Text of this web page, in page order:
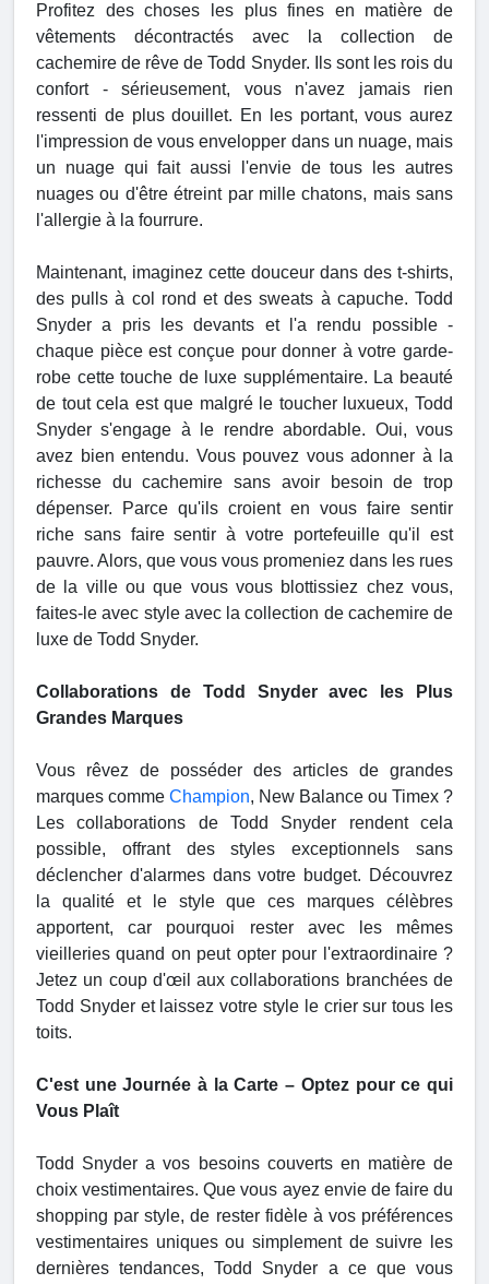
Profitez des choses les plus fines en matière de
vêtements décontractés avec la collection de
cachemire de rêve de Todd Snyder. Ils sont les rois du
confort - sérieusement, vous n'avez jamais rien
ressenti de plus douillet. En les portant, vous aurez
l'impression de vous envelopper dans un nuage, mais
un nuage qui fait aussi l'envie de tous les autres
nuages ou d'être étreint par mille chatons, mais sans
l'allergie à la fourrure.
Maintenant, imaginez cette douceur dans des t-shirts,
des pulls à col rond et des sweats à capuche. Todd
Snyder a pris les devants et l'a rendu possible -
chaque pièce est conçue pour donner à votre garde-
robe cette touche de luxe supplémentaire. La beauté
de tout cela est que malgré le toucher luxueux, Todd
Snyder s'engage à le rendre abordable. Oui, vous
avez bien entendu. Vous pouvez vous adonner à la
richesse du cachemire sans avoir besoin de trop
dépenser. Parce qu'ils croient en vous faire sentir
riche sans faire sentir à votre portefeuille qu'il est
pauvre. Alors, que vous vous promeniez dans les rues
de la ville ou que vous vous blottissiez chez vous,
faites-le avec style avec la collection de cachemire de
luxe de Todd Snyder.
Collaborations de Todd Snyder avec les Plus
Grandes Marques
Vous rêvez de posséder des articles de grandes
marques comme Champion, New Balance ou Timex ?
Les collaborations de Todd Snyder rendent cela
possible, offrant des styles exceptionnels sans
déclencher d'alarmes dans votre budget. Découvrez
la qualité et le style que ces marques célèbres
apportent, car pourquoi rester avec les mêmes
vieilleries quand on peut opter pour l'extraordinaire ?
Jetez un coup d'œil aux collaborations branchées de
Todd Snyder et laissez votre style le crier sur tous les
toits.
C'est une Journée à la Carte – Optez pour ce qui
Vous Plaît
Todd Snyder a vos besoins couverts en matière de
choix vestimentaires. Que vous ayez envie de faire du
shopping par style, de rester fidèle à vos préférences
vestimentaires uniques ou simplement de suivre les
dernières tendances, Todd Snyder a ce que vous